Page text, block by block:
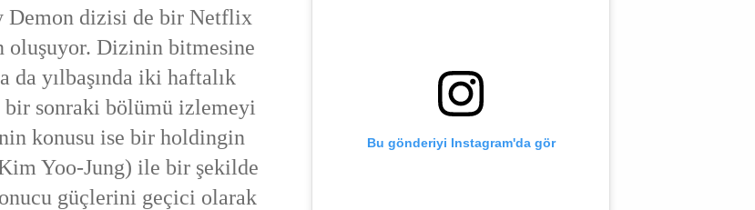
dizisi de bir Netflix
oluşuyor. Dizinin bitmesine
da yılbaşında iki haftalık
bir sonraki bölümü izlemeyi
konusu ise bir holdingin
Yoo-Jung) ile bir şekilde
güçlerini geçici olarak
Bu gönderiyi Instagram'da gör